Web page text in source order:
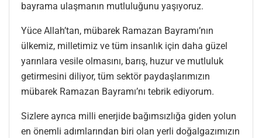
bayrama ulaşmanın mutluluğunu yaşıyoruz.
Yüce Allah’tan, mübarek Ramazan Bayramı’nın
ülkemiz, milletimiz ve tüm insanlık için daha güzel
yarınlara vesile olmasını, barış, huzur ve mutluluk
getirmesini diliyor, tüm sektör paydaşlarımızın
mübarek Ramazan Bayramı’nı tebrik ediyorum.
Sizlere ayrıca milli enerjide bağımsızlığa giden yolun
en önemli adımlarından biri olan yerli doğalgazımızın